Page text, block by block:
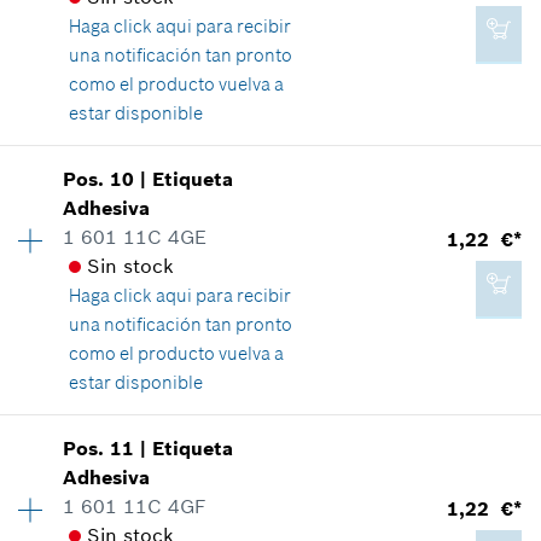
vinculante, incluido IVA
Agregar a cesta de la compra
Relación de aplicaciones de una pieza
Mostrar en figura
6,85 €*
*Recomendación de precio del fabricante no
vinculante, incluido IVA
Agregar a cesta de la compra
Haga click aqui para recibir
una notificación tan pronto
como el producto vuelva a
estar disponible
Disponibilidad 1
Grupo de precios
Información sobre recambios
Relación de aplicaciones de una pieza
Mostrar en figura
1,96 €*
*Recomendación de precio del fabricante no
vinculante, incluido IVA
Pos. 10 | Etiqueta
Adhesiva
1 601 11C 4GE
Sin stock
Haga click aqui para recibir
una notificación tan pronto
como el producto vuelva a
estar disponible
1,22 €*
Grupo de precios:11
Información sobre recambios
Relación de aplicaciones de una pieza
Pos. 11 | Etiqueta
Adhesiva
1 601 11C 4GF
Sin stock
1,22 €*